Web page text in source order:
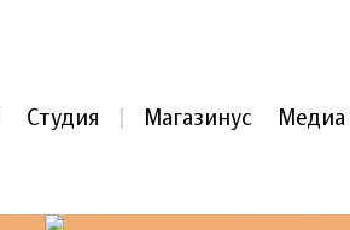
Студия Магазинус Медиа